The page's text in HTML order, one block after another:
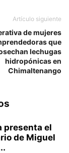
Artículo siguiente
de mujeres
que
lechugas
hidropónicas en
Chimaltenango
el
de Miguel